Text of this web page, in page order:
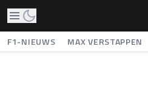
F1-NIEUWS MAX VERSTAPPEN